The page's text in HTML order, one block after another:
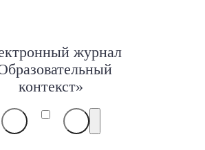
журнал
контекст»